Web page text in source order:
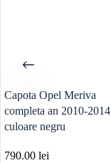
Capota Opel Meriva
completa an 2010-2014
culoare negru
790.00 lei